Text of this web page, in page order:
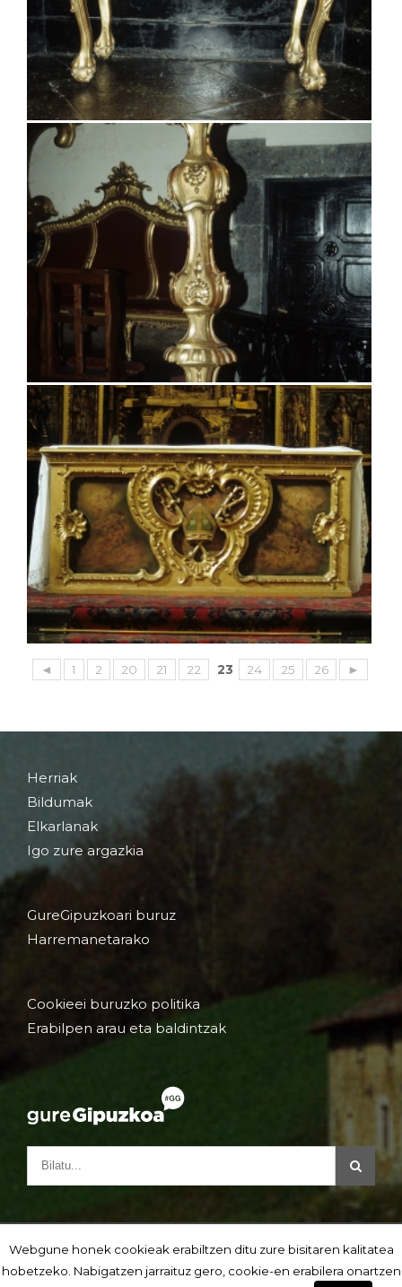
◄ 1 2 20 21 22 23 24 25 26 ►
Herriak
Bildumak
Elkarlanak
Igo zure argazkia
GureGipuzkoari buruz
Harremanetarako
Cookieei buruzko politika
Erabilpen arau eta baldintzak
Webgune honek cookieak erabiltzen ditu zure bisitaren kalitatea
hobetzeko. Nabigatzen jarraituz gero, cookie-en erabilera onartzen